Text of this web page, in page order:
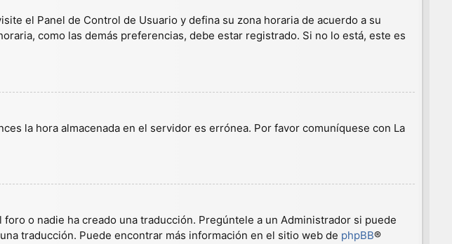
el Panel de Control de Usuario y defina su zona horaria de acuerdo a su
como las demás preferencias, debe estar registrado. Si no lo está, este es
la hora almacenada en el servidor es errónea. Por favor comuníquese con La
o nadie ha creado una traducción. Pregúntele a un Administrador si puede
traducción. Puede encontrar más información en el sitio web de phpBB®